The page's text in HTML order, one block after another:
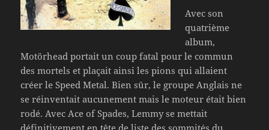
Avec son
quatrième
album,
Motörhead portait un coup fatal pour le commun
des mortels et plaçait ainsi les pions qui allaient
créer le Speed Metal. Bien sûr, le groupe Anglais ne
se réinventait aucunement mais le moteur était bien
rodé. Avec Ace of Spades, Lemmy se mettait